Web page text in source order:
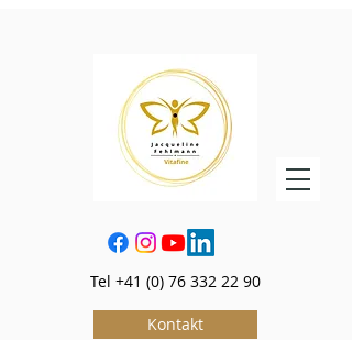
Tel +41 (0) 76 332 22 90
Kontakt